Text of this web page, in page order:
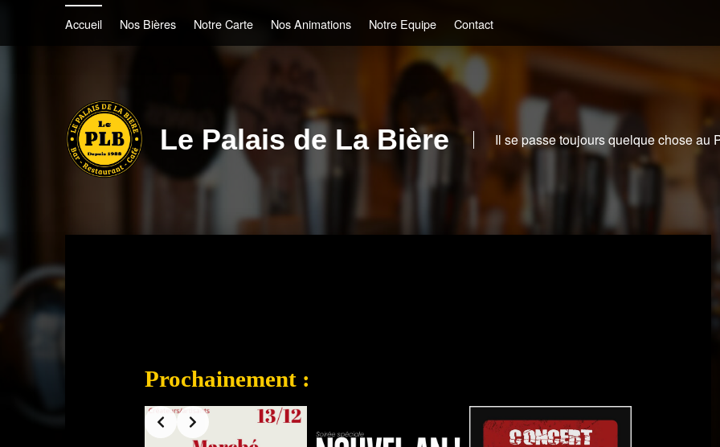
Accueil
Nos Bières Notre Carte Nos Animations Notre Equipe Contact
Le Palais de La Bière Il se passe toujours quelque chose au
Prochainement :